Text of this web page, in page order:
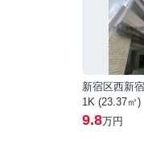
新宿区西新
1K (23.37㎡)
9.8万円